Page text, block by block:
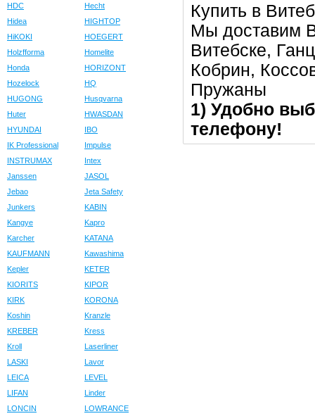
HDC
Hecht
Hidea
HIGHTOP
HiKOKI
HOEGERT
Holzfforma
Homelite
Honda
HORIZONT
Hozelock
HQ
HUGONG
Husqvarna
Huter
HWASDAN
HYUNDAI
IBO
IK Professional
Impulse
INSTRUMAX
Intex
Janssen
JASOL
Jebao
Jeta Safety
Junkers
KABIN
Kangye
Kapro
Karcher
KATANA
KAUFMANN
Kawashima
Kepler
KETER
KIORITS
KIPOR
KIRK
KORONA
Koshin
Kranzle
KREBER
Kress
Kroll
Laserliner
LASKI
Lavor
LEICA
LEVEL
LIFAN
Linder
LONCIN
LOWRANCE
Купить в
Мы доставим
Витебске,
Кобрин,
Пружаны
1) Удобно
телефону!